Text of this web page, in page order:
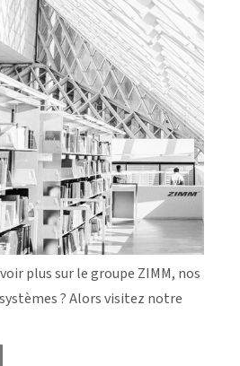
plus sur le groupe ZIMM, nos
? Alors visitez notre